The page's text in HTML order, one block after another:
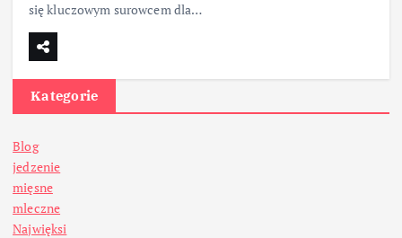
się kluczowym surowcem dla…
Kategorie
Blog
jedzenie
mięsne
mleczne
Najwięksi